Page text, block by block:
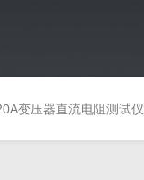
变压器直流电阻测试仪